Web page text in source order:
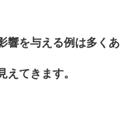
響を与える例は多くあ
えてきます。